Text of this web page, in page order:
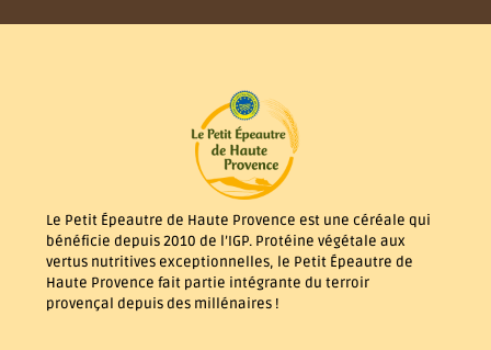
Le Petit Épeautre de Haute Provence est une céréale qui
bénéficie depuis 2010 de l’IGP. Protéine végétale aux
vertus nutritives exceptionnelles, le Petit Épeautre de
Haute Provence fait partie intégrante du terroir
provençal depuis des millénaires !